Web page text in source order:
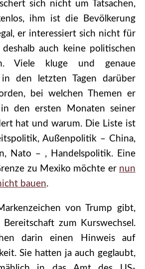
sich nicht um Tatsachen,
ihm ist die Bevölkerung
er interessiert sich nicht für
auch keine politischen
Viele kluge und genaue
den letzten Tagen darüber
bei welchen Themen er
den ersten Monaten seiner
hat und warum. Die Liste ist
Außenpolitik – China,
Nato – , Handelspolitik. Eine
zu Mexiko möchte er nun
bauen.
von Trump gibt,
zum Kurswechsel.
darin einen Hinweis auf
Sie hatten ja auch geglaubt,